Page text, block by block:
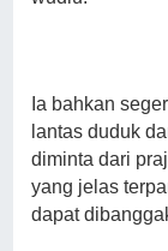
Ia bahkan
lantas duduk
diminta dari
yang jelas
dapat